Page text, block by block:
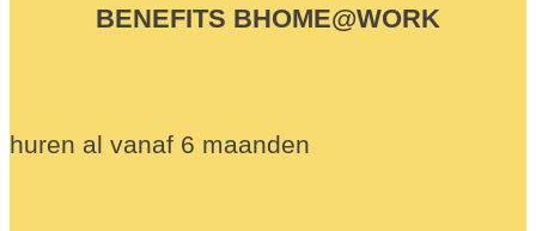
BENEFITS BHOME@WORK
huren al vanaf 6 maanden